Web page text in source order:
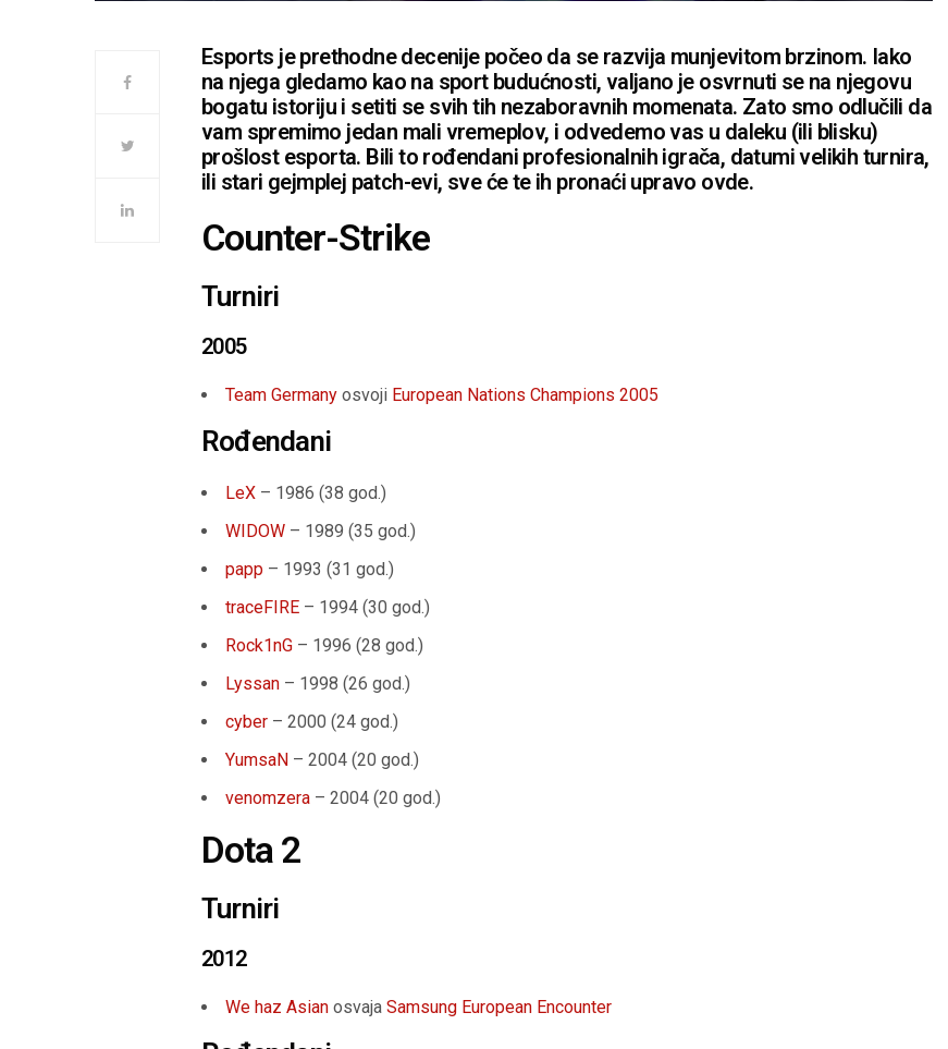
Esports je prethodne decenije počeo da se razvija munjevitom brzinom. Iako
na njega gledamo kao na sport budućnosti, valjano je osvrnuti se na njegovu
bogatu istoriju i setiti se svih tih nezaboravnih momenata. Zato smo odlučili da
vam spremimo jedan mali vremeplov, i odvedemo vas u daleku (ili blisku)
prošlost esporta. Bili to rođendani profesionalnih igrača, datumi velikih turnira,
ili stari gejmplej patch-evi, sve će te ih pronaći upravo ovde.
Counter-Strike
Turniri
2005
Team Germany osvoji European Nations Champions 2005
Rođendani
LeX – 1986 (38 god.)
WIDOW – 1989 (35 god.)
papp – 1993 (31 god.)
traceFIRE – 1994 (30 god.)
Rock1nG – 1996 (28 god.)
Lyssan – 1998 (26 god.)
cyber – 2000 (24 god.)
YumsaN – 2004 (20 god.)
venomzera – 2004 (20 god.)
Dota 2
Turniri
2012
We haz Asian osvaja Samsung European Encounter